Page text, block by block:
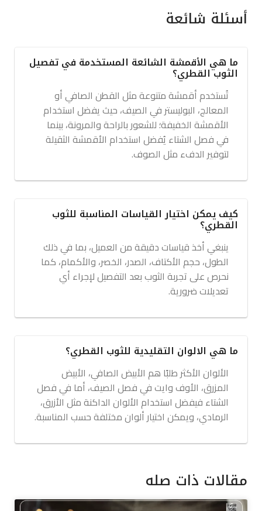
أسئلة شائعة
ما هي الأقمشة الشائعة المستخدمة في تفصيل
الثوب القطري؟
تُستخدم أقمشة متنوعة مثل القطن الصافي أو
المعالج، البوليستر في الصيف، حيث يفضل استخدام
الأقمشة الخفيفة؛ للشعور بالراحة والمرونة، بينما
في فصل الشتاء يُفضل استخدام الأقمشة الثقيلة
لتوفير الدفء مثل الصوف.
كيف يمكن اختيار القياسات المناسبة للثوب
القطري؟
ينبغي أخذ قياسات دقيقة من العميل، بما في ذلك
الطول، حجم الأكتاف، الصدر، الخصر، والأكمام، كما
نحرص على تجربة الثوب بعد التفصيل لإجراء أي
تعديلات ضرورية.
ما هي الالوان التقليدية للثوب القطري؟
الألوان الأكثر طلبًا هم الأبيض الصافي، الأبيض
المزرق، الأوف وايت في فصل الصيف، أما في فصل
الشتاء فيفضل استخدام الألوان الداكنة مثل الأزرق،
الرمادي، ويمكن اختيار ألوان مختلفة حسب المناسبة.
مقالات ذات صله